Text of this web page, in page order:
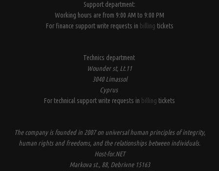
Support department:
Working hours are from 9:00 AM to 9:00 PM
For finance support write requests in billing tickets
Technics department
Wounder st, Lt.11
3040 Limassol
Cyprus
For technical support write requests in billing tickets
The company is founded in 2007 on universal human principles of integrity,
human rights and freedoms, and the relationships between individuals.
Host-for.NET
Markova st., 88, Debrivne 15163